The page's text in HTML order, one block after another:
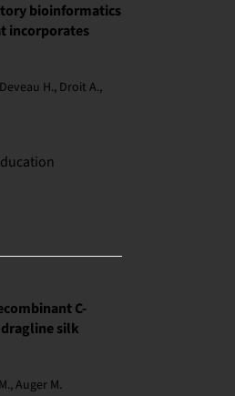
bioinformatics
incorporates
H., Droit A.,
C-
silk
Auger M.